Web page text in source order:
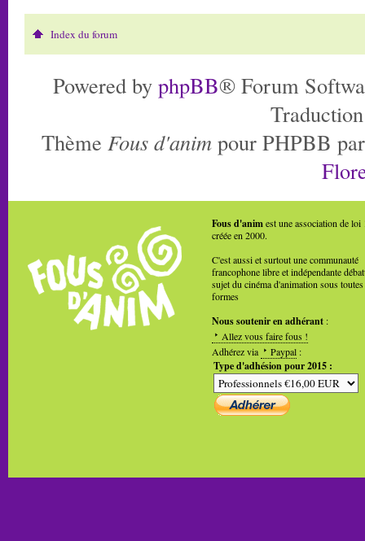
Index du forum
Powered by phpBB® Forum
Thème Fous d'anim pour PHPBB
Fous d'animest une association de loi
créée en 2000.
C'est aussi et surtout une communauté
francophone libre et indépendante
sujet du cinéma d'animation sous toutes
formes
Nous soutenir en adhérant :
Allez vous faire fous !
Adhérez via
Paypal :
Type d'adhésion pour 2015 :